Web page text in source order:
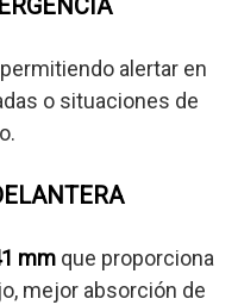
alertar en
o situaciones de
mmque proporciona
mejor absorción de